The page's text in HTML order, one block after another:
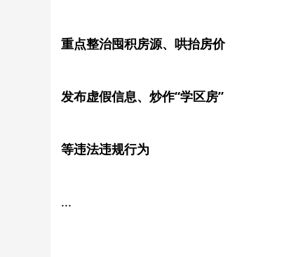
重点整治囤积房源、哄抬房价
发布虚假信息、炒作“学区房”
等违法违规行为
...